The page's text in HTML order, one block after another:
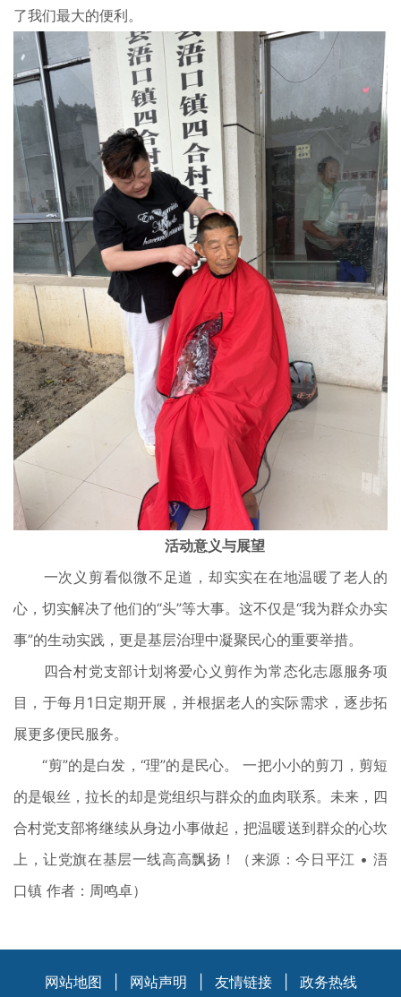
了我们最大的便利。
活动意义与展望
一次义剪看似微不足道，却实实在在地温暖了老人的
心，切实解决了他们的“头”等大事。这不仅是“我为群众办实
事”的生动实践，更是基层治理中凝聚民心的重要举措。
四合村党支部计划将爱心义剪作为常态化志愿服务项
目，于每月1日定期开展，并根据老人的实际需求，逐步拓
展更多便民服务。
“剪”的是白发，“理”的是民心。 一把小小的剪刀，剪短
的是银丝，拉长的却是党组织与群众的血肉联系。未来，四
合村党支部将继续从身边小事做起，把温暖送到群众的心坎
上，让党旗在基层一线高高飘扬！（来源：今日平江 • 浯
口镇 作者：周鸣卓）
网站地图 网站声明 友情链接 政务热线